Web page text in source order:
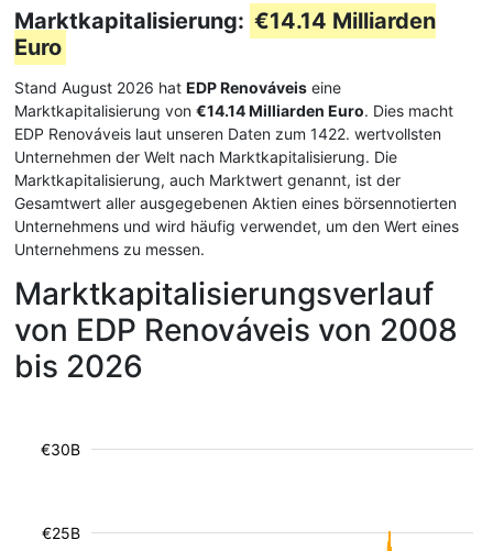
Marktkapitalisierung: €14.14 Milliarden
Euro
Stand August 2026 hat EDP Renováveis eine
Marktkapitalisierung von €14.14 Milliarden Euro. Dies macht
EDP Renováveis laut unseren Daten zum 1422. wertvollsten
Unternehmen der Welt nach Marktkapitalisierung. Die
Marktkapitalisierung, auch Marktwert genannt, ist der
Gesamtwert aller ausgegebenen Aktien eines börsennotierten
Unternehmens und wird häufig verwendet, um den Wert eines
Unternehmens zu messen.
Marktkapitalisierungsverlauf
von EDP Renováveis von 2008
bis 2026
€25B
€30B